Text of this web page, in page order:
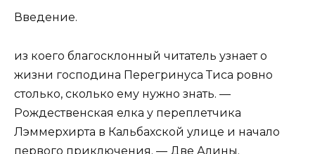
Введение.
из коего благосклонный читатель узнает о
жизни господина Перегринуса Тиса ровно
столько, сколько ему нужно знать. —
Рождественская елка у переплетчика
Лэммерхирта в Кальбахской улице и начало
первого приключения. — Две Алины.